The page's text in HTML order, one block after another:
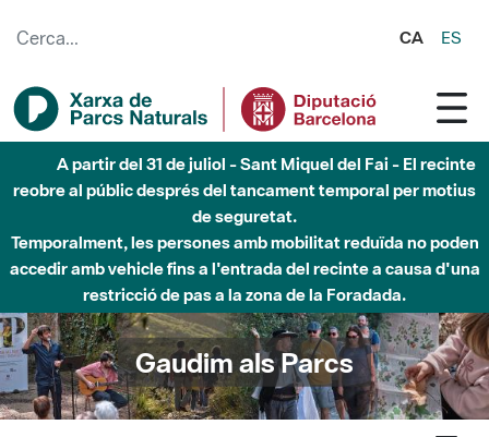
CA ES
A partir del 31 de juliol - Sant Miquel del Fai - El recinte
reobre al públic després del tancament temporal per motius
de seguretat.
Temporalment, les persones amb mobilitat reduïda no poden
accedir amb vehicle fins a l'entrada del recinte a causa d'una
restricció de pas a la zona de la Foradada.
Gaudim als Parcs